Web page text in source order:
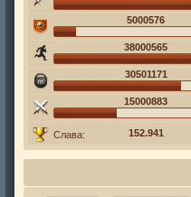
5000576
38000565
30501171
15000883
Слава: 152.941